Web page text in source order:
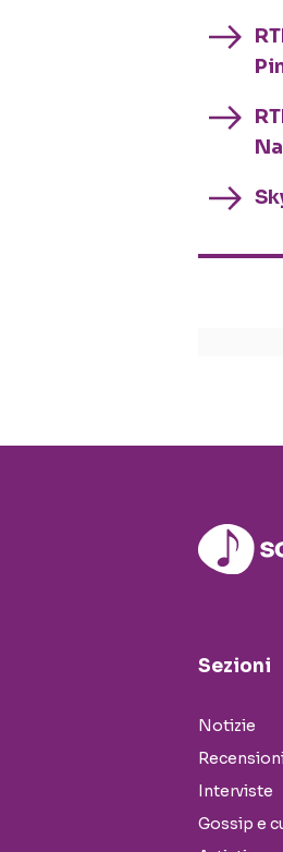
Sezioni
Notizie
Interviste
Gossip e